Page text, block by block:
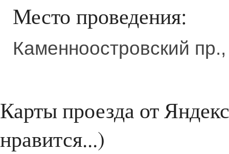
Место проведения:
Каменноостровский
Карты проезда от
нравится...)